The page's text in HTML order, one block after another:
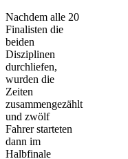
Nachdem alle 20
Finalisten die
beiden
Disziplinen
durchliefen,
wurden die
Zeiten
zusammengezählt
und zwölf
Fahrer starteten
dann im
Halbfinale